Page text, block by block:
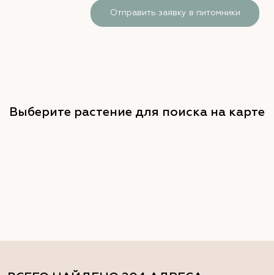
Отправить заявку в питомники
Выберите растение для поиска на карте